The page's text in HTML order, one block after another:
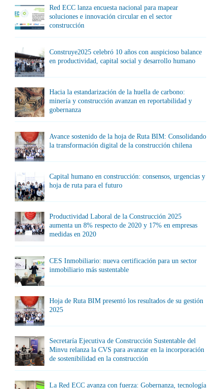
Red ECC lanza encuesta nacional para mapear
soluciones e innovación circular en el sector
construcción
Construye2025 celebró 10 años con auspicioso balance
en productividad, capital social y desarrollo humano
Hacia la estandarización de la huella de carbono:
minería y construcción avanzan en reportabilidad y
gobernanza
Avance sostenido de la hoja de Ruta BIM: Consolidando
la transformación digital de la construcción chilena
Capital humano en construcción: consensos, urgencias y
hoja de ruta para el futuro
Productividad Laboral de la Construcción 2025
aumenta un 8% respecto de 2020 y 17% en empresas
medidas en 2020
CES Inmobiliario: nueva certificación para un sector
inmobiliario más sustentable
Hoja de Ruta BIM presentó los resultados de su gestión
2025
Secretaría Ejecutiva de Construcción Sustentable del
Minvu relanza la CVS para avanzar en la incorporación
de sostenibilidad en la construcción
La Red ECC avanza con fuerza: Gobernanza, tecnología